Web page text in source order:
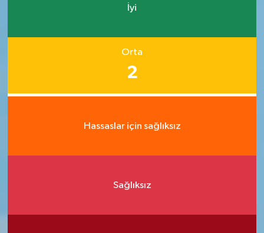
İyi
Orta
2
Hassaslar için sağlıksız
Sağlıksız